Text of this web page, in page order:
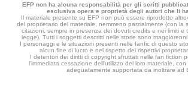
EFP non ha alcuna responsabilità per gli scritti
esclusiva opera e proprietà degli autori che li
Il materiale presente su EFP non può essere riprodotto
del proprietario del materiale, nemmeno parzialmente (con la
citazioni, sempre in presenza dei dovuti credits e nei limiti e
legge). Tutti i soggetti descritti nelle storie sono
I personaggi e le situazioni presenti nelle fanfic di questo
alcun fine di lucro e nel rispetto dei rispettivi
I detentori dei diritti di copyright sfruttati nelle fan fiction
l'immediata cessazione dell'utilizzo del loro materiale,
adeguatamente supportata da inoltrare ad